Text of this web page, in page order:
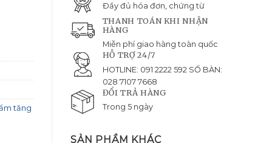
Đầy đủ hóa đơn, chứng từ
THANH TOÁN KHI NHẬN
HÀNG
Miễn phí giao hàng toàn quốc
HỖ TRỢ 24/7
HOTLINE: 091 2222 592 SỐ BÀN:
028 7107 7668
ĐỔI TRẢ HÀNG
Trong 5 ngày
SẢN PHẦM KHÁC
tăng